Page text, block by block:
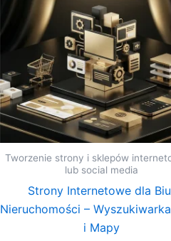
Tworzenie strony i sklepów
lub social media
Strony Internetowe dla
Nieruchomości –
i Mapy